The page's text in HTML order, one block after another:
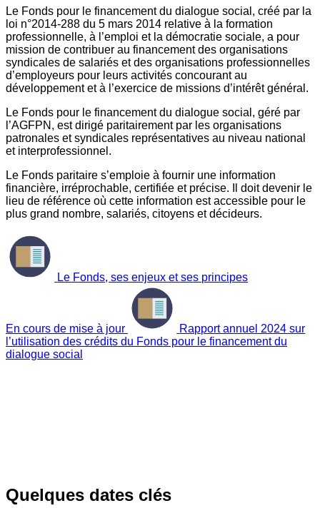
Le Fonds pour le financement du dialogue social, créé par la
loi n°2014-288 du 5 mars 2014 relative à la formation
professionnelle, à l’emploi et la démocratie sociale, a pour
mission de contribuer au financement des organisations
syndicales de salariés et des organisations professionnelles
d’employeurs pour leurs activités concourant au
développement et à l’exercice de missions d’intérêt général.
Le Fonds pour le financement du dialogue social, géré par
l’AGFPN, est dirigé paritairement par les organisations
patronales et syndicales représentatives au niveau national
et interprofessionnel.
Le Fonds paritaire s’emploie à fournir une information
financière, irréprochable, certifiée et précise. Il doit devenir le
lieu de référence où cette information est accessible pour le
plus grand nombre, salariés, citoyens et décideurs.
Le Fonds, ses enjeux et ses principes
En cours de mise à jour
Rapport annuel 2024 sur
l’utilisation des crédits du Fonds pour le financement du
dialogue social
Quelques dates clés